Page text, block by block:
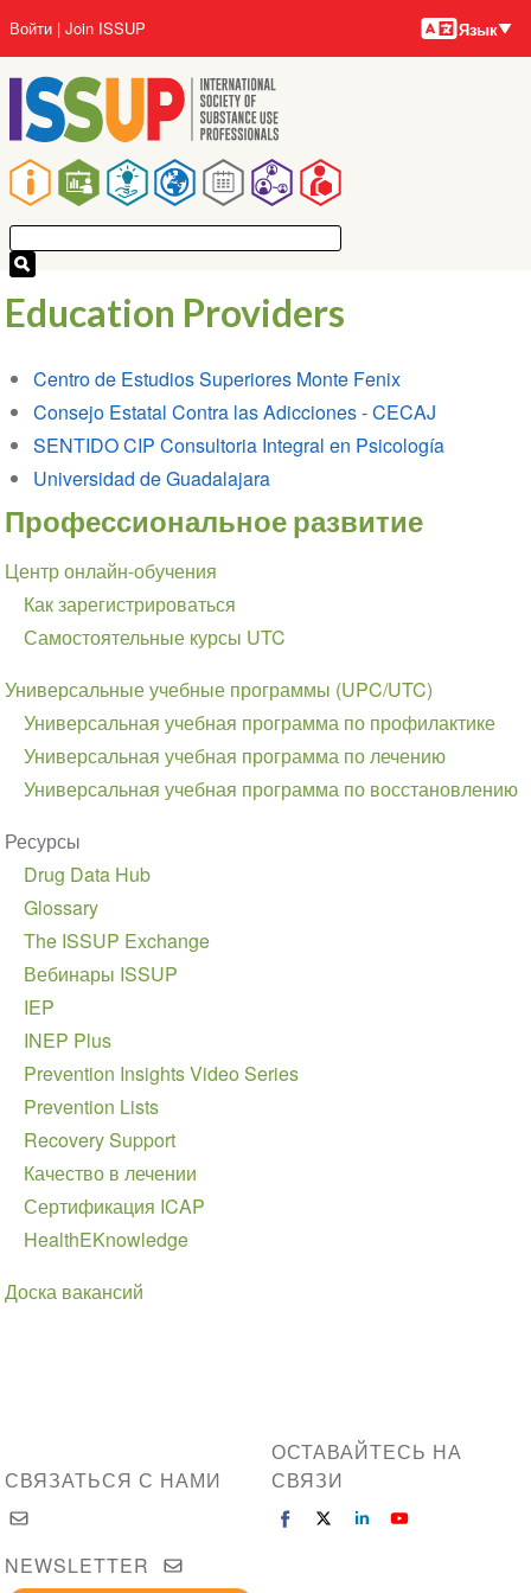
основному
содержанию
Main
navigation
User
account
menu
Войти Join ISSUP Языки
Язык
Education Providers
Centro de Estudios Superiores Monte Fenix
Consejo Estatal Contra las Adicciones - CECAJ
SENTIDO CIP Consultoria Integral en Psicología
Universidad de Guadalajara
Профессиональное развитие
Section
navigation
Центр онлайн-обучения
Как зарегистрироваться
Самостоятельные курсы UTC
Универсальные учебные программы (UPC/UTC)
Универсальная учебная программа по профилактике
Универсальная учебная программа по лечению
Универсальная учебная программа по восстановлению
Ресурсы
Drug Data Hub
Glossary
The ISSUP Exchange
Вебинары ISSUP
IEP
INEP Plus
Prevention Insights Video Series
Prevention Lists
Recovery Support
Качество в лечении
Сертификация ICAP
HealthEKnowledge
Доска вакансий
СВЯЗАТЬСЯ С НАМИ
ОСТАВАЙТЕСЬ НА
СВЯЗИ
NEWSLETTER